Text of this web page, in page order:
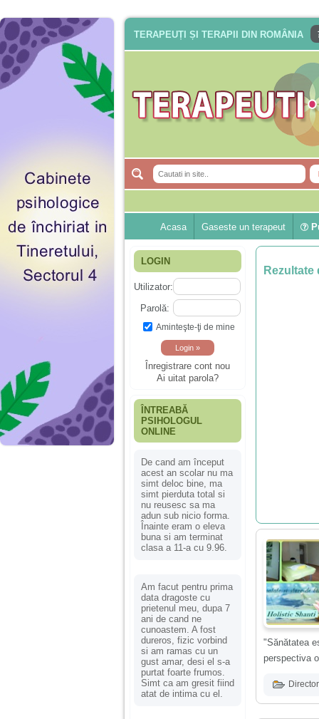
TERAPEUȚI ȘI TERAPII DIN ROMÂNIA
Acasa Gaseste un terapeut
LOGIN
Utilizator:
Parolă:
Aminteşte-ţi de mine
Înregistrare cont nou
Ai uitat parola?
ÎNTREABĂ
PSIHOLOGUL
ONLINE
De cand am început
acest an scolar nu ma
simt deloc bine, ma
simt pierduta total si
nu reusesc sa ma
adun sub nicio forma.
Înainte eram o eleva
buna si am terminat
clasa a 11-a cu 9.96.
Am facut pentru prima
data dragoste cu
prietenul meu, dupa 7
ani de cand ne
cunoastem. A fost
dureros, fizic vorbind
si am ramas cu un
gust amar, desi el s-a
purtat foarte frumos.
Simt ca am gresit fiind
atat de intima cu el.
Rezultate
"Sănătatea
perspectiva